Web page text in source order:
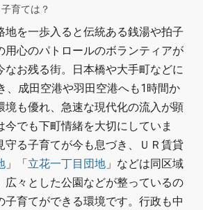
育ては？
地を一歩入ると伝統ある銭湯や拍子
用心のパトロールのボランティアが
なお残る街。日本橋や大手町などに
、成田空港や羽田空港へも1時間か
境も優れ、急速な現代化の流入が顕
今でも下町情緒を大切にしていま
守る子育てが今も息づき、ＵＲ賃貸
」「立花一丁目団地 」などは同区域
広々とした公園などが整っているの
子育てができる環境です。行政も中